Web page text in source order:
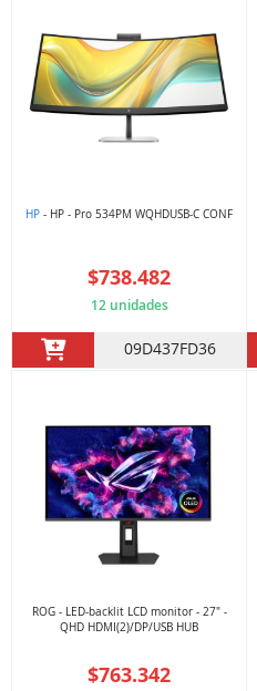
HP - HP - Pro 534PM WQHDUSB-C CONF
$738.482
12 unidades
09D437FD36
ROG - LED-backlit LCD monitor - 27" -
QHD HDMI(2)/DP/USB HUB
$763.342